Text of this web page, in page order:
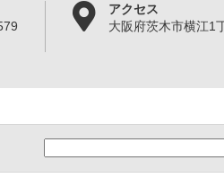
アクセス
大阪府茨木市横江1